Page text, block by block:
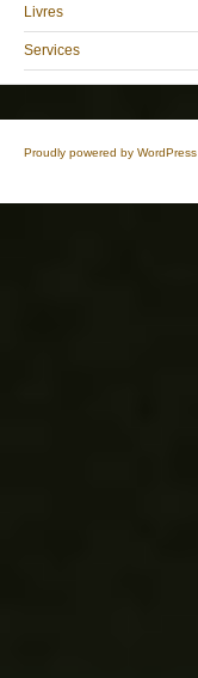
Livres
Services
Proudly powered by WordPress